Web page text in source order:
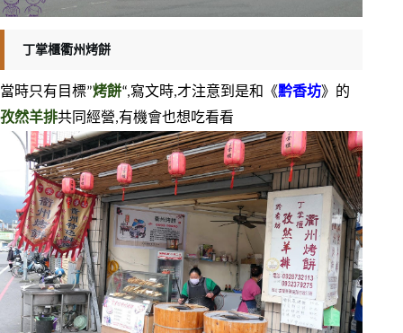
丁掌櫃衢州烤餅
當時只有目標”烤餅“,寫文時,才注意到是和《黔香坊》的
孜然羊排共同經營,有機會也想吃看看